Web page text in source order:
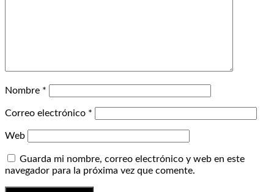
Nombre *
Correo electrónico *
Web
Guarda mi nombre, correo electrónico y web en este
navegador para la próxima vez que comente.